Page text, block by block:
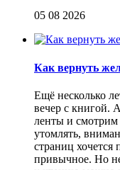
05 08 2026
Как вернуть
Eщё несколько
вечер с книгой.
ленты и
утомлять,
страниц хочется
привычное. Но не